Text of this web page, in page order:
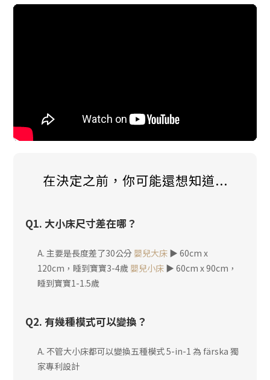
在決定之前，你可能還想知道...
Q1. 大小床尺寸差在哪？
A. 主要是長度差了30公分 嬰兒大床 ▶ 60cm x
120cm，睡到寶寶3-4歲 嬰兒小床 ▶ 60cm x 90cm，
睡到寶寶1-1.5歲
Q2. 有幾種模式可以變換？
A. 不管大小床都可以變換五種模式 5-in-1 為 färska 獨
家專利設計